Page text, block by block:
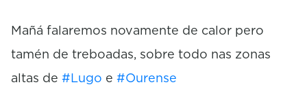
Mañá falaremos novamente de calor pero
tamén de treboadas, sobre todo nas zonas
altas de #Lugo e #Ourense